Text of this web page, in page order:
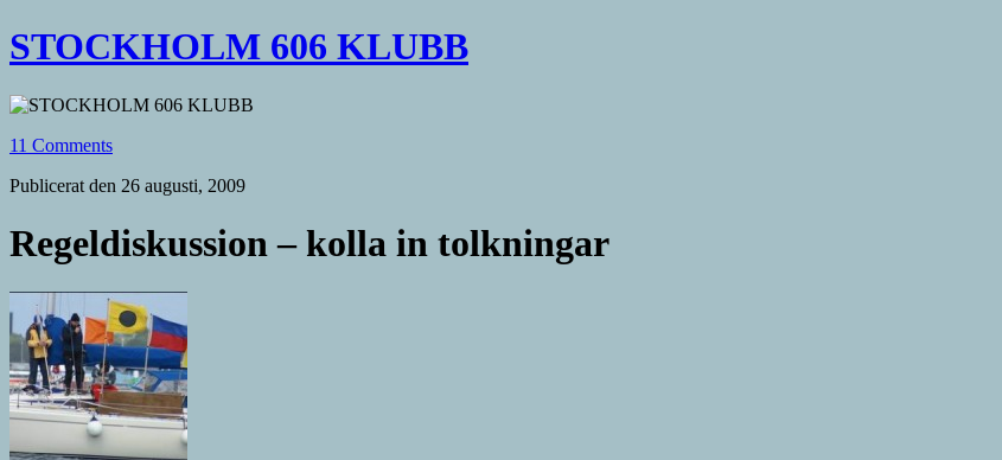
STOCKHOLM 606 KLUBB
11 Comments
Publicerat den 26 augusti, 2009
Regeldiskussion – kolla in tolkningar